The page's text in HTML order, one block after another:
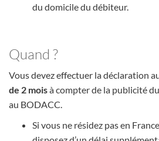
du domicile du débiteur.
Quand ?
Vous devez effectuer la déclaration
de 2 moisà compter de la publicité
au BODACC.
Si vous ne résidez pas en